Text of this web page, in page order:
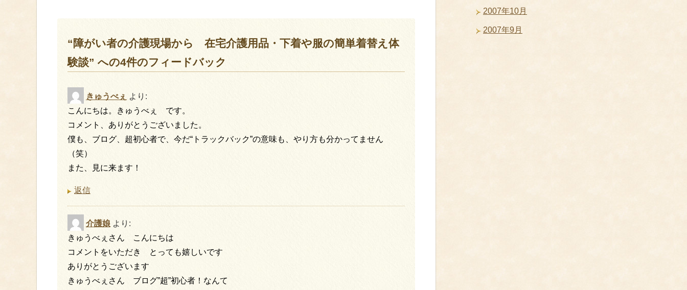
“障がい者の介護現場から 在宅介護用品・下着や服の簡単着替え体
験談” への4件のフィードバック
きゅうべぇ より:
こんにちは。きゅうべぇ です。
コメント、ありがとうございました。
僕も、ブログ、超初心者で、今だ“トラックバック”の意味も、やり方も分かってません
（笑）
また、見に来ます！
返信
介護娘 より:
きゅうべぇさん こんにちは
コメントをいただき とっても嬉しいです
ありがとうございます
きゅうべぇさん ブログ”超”初心者！なんて
2007年10月
2007年9月